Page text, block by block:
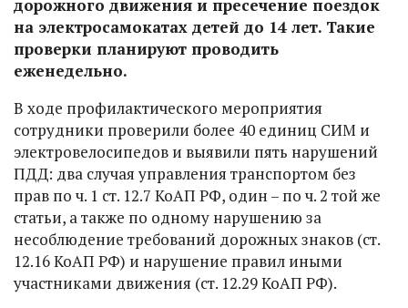
дорожного движения и пресечение поездок
на электросамокатах детей до 14 лет. Такие
проверки планируют проводить
еженедельно.
В ходе профилактического мероприятия
сотрудники проверили более 40 единиц СИМ и
электровелосипедов и выявили пять нарушений
ПДД: два случая управления транспортом без
прав по ч. 1 ст. 12.7 КоАП РФ, один – по ч. 2 той же
статьи, а также по одному нарушению за
несоблюдение требований дорожных знаков (ст.
12.16 КоАП РФ) и нарушение правил иными
участниками движения (ст. 12.29 КоАП РФ).